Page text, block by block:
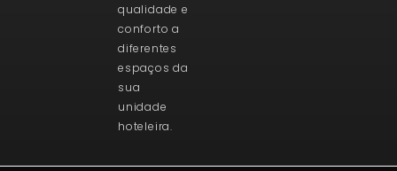
qualidade e
conforto a
diferentes
espaços da
sua
unidade
hoteleira.